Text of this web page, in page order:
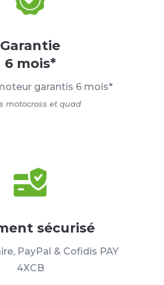
Garantie
6 mois*
garantis 6 mois*
motocross et quad
sécurisé
PayPal & Cofidis PAY
4XCB